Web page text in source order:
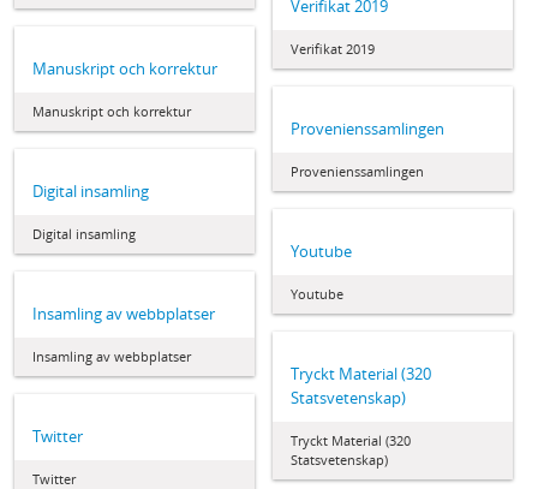
Verifikat 2019
Verifikat 2019
Manuskript och korrektur
Manuskript och korrektur
Provenienssamlingen
Provenienssamlingen
Digital insamling
Digital insamling
Youtube
Youtube
Insamling av webbplatser
Insamling av webbplatser
Tryckt Material (320
Statsvetenskap)
Tryckt Material (320
Statsvetenskap)
Twitter
Twitter